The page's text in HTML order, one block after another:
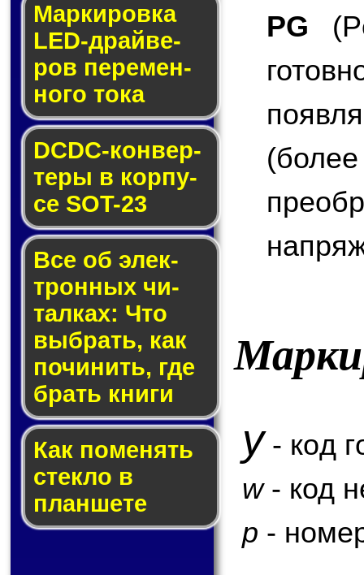
Маркировка
LED-драй­ве­
ров пе­ре­мен­
но­го то­ка
DCDC-кон­вер­
те­ры в кор­пу­
се SOT-23
Все об элек­
трон­ных чи­
тал­ках: Что
выб­рать, как
по­чи­нить, где
брать кни­ги
Как по­ме­нять
стек­ло в
планшете
PG
y- код
w- код
p -